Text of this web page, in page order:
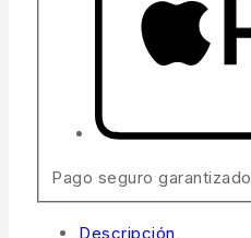
Pago seguro garantizado
Descripción